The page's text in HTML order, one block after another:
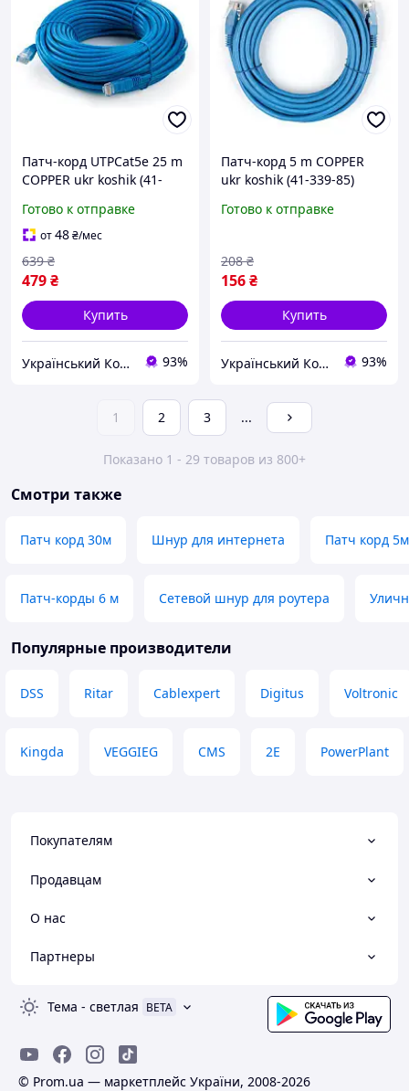
Патч-корд UTPCat5e 25 m
COPPER ukr koshik (41-
Готово к отправке
от48₴/мес
479₴
639 ₴
Купить
Український Кошик 93%
Патч-корд 5 m COPPER
ukr koshik (41-339-85)
Готово к отправке
156₴
208 ₴
Купить
Український Кошик 93%
1 2 3 ...
Показано 1 - 29 товаров из 800+
Смотри также
Патч корд 30м Шнур для интернета Патч корд 5м
Патч-корды 6 м Сетевой шнур для роутера
Популярные производители
DSS Ritar Cablexpert Digitus Voltronic
Kingda VEGGIEG CMS 2E PowerPlant
Покупателям
Продавцам
О нас
Партнеры
Тема - светлая BETA
© Prom.ua — маркетплейс України, 2008-2026